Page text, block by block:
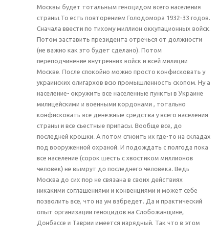
Москвы будет тотальным геноцидом всего населения
страны.То есть повторением Голодомора 1932-33 годов.
Сначала ввести по тихому миллион оккупационных войск.
Потом заставить президента отречься от должности
(не важно как это будет сделано). Потом
переподчинение внутренних войск и всей милиции
Москве. После спокойно можно просто конфисковать у
украинских олигархов всю промышленность скопом. Ну а
население- окружить все населенные пункты в Украине
милицейскими и военными кордонами , тотально
конфисковать все денежные средства у всего населения
страны и все сьестные припасы. Вообще все, до
последней крошки. А потом сгноить их где-то на складах
под вооруженной охраной. И подождать с полгода пока
все население (сорок шесть с хвостиком миллионов
человек) не вымрут до последнего человека. Ведь
Москва до сих пор не связана в своих действиях
никакими соглашениями и конвенциями и может себе
позволить все, что на ум взбредет. Да и практический
опыт организации геноцидов на Слобожанщине,
Донбассе и Таврии имеется изрядный. Так что в этом